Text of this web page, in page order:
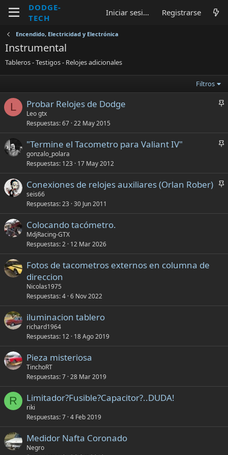
DODGE-
TECH
Iniciar sesión Registrarse
Encendido, Electricidad y Electrónica
Instrumental
Tableros - Testigos - Relojes adicionales
Filtros
L
A
e
r
Probar Relojes de Dodge
Leo gtx
Respuestas 67 22 May 2015
A
e
r
"Termine el Tacometro para Valiant IV"
gonzalo_polara
Respuestas 123 17 May 2012
A
e
Conexiones de relojes auxiliares (Orlan Rober)
seis66
Respuestas 23 30 Jun 2011
Colocando tacómetro.
MdjRacing-GTX
Respuestas 2 12 Mar 2026
Fotos de tacometros externos en columna de
direccion
Nicolas1975
Respuestas 4 6 Nov 2022
iluminacion tablero
richard1964
Respuestas 12 18 Ago 2019
Pieza misteriosa
TinchoRT
Respuestas 7 28 Mar 2019
R Limitador?Fusible?Capacitor?..DUDA!
riki
Respuestas 7 4 Feb 2019
Medidor Nafta Coronado
Negro